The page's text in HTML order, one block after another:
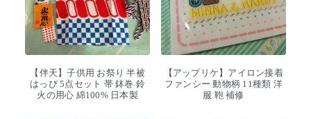
【伴天】子供用 お祭り 半被
はっぴ 5点セット 帯 鉢巻 鈴
火の用心 綿100% 日本製
【アップリケ】アイロン接着
ファンシー 動物柄 11種類 洋
服 鞄 補修